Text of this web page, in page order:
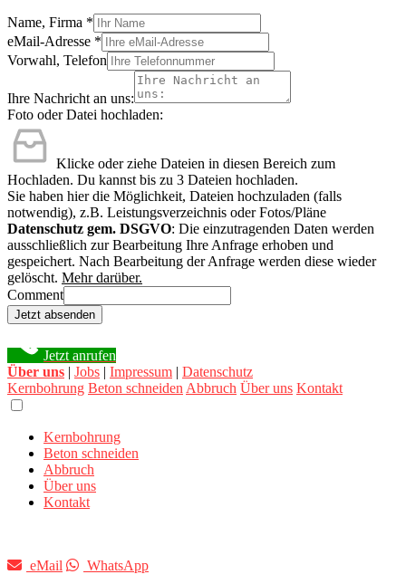
Name, Firma *
eMail-Adresse *
Vorwahl, Telefon
Ihre Nachricht an uns:
Foto oder Datei hochladen:
Klicke oder ziehe Dateien in diesen Bereich zum
Hochladen. Du kannst bis zu 3 Dateien hochladen.
Sie haben hier die Möglichkeit, Dateien hochzuladen (falls
notwendig), z.B. Leistungsverzeichnis oder Fotos/Pläne
Datenschutz gem. DSGVO: Die einzutragenden Daten werden
ausschließlich zur Bearbeitung Ihre Anfrage erhoben und
gespeichert. Nach Bearbeitung der Anfrage werden diese wieder
gelöscht. Mehr darüber.
Comment
Jetzt absenden
Jetzt anrufen
Über uns | Jobs | Impressum | Datenschutz
Kernbohrung Beton schneiden Abbruch Über uns Kontakt
Kernbohrung
Beton schneiden
Abbruch
Über uns
Kontakt
eMail WhatsApp